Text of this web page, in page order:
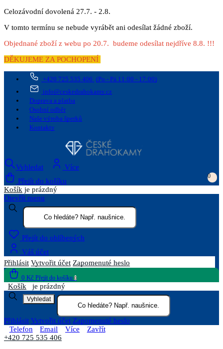
Celozávodní dovolená 27.7. - 2.8.
V tomto termínu se nebude vyrábět ani odesílat žádné zboží.
Objednané zboží z webu po 20.7. budeme odesílat nejdříve 8.8. !!!
DĚKUJEME ZA POCHOPENÍ
+420 725 535 406 (Po - Pá 11:00 - 17:00)
info@ceskedrahokamy.cz
Doprava a platba
Osobní odběr
Naše výroba šperků
Kontakty
Vyhledat
Více
Přejít do košíku
0
Košík je prázdný
Otevřít menu
Přejít do oblíbených
Váš účet
Přihlásit Vytvořit účet Zapomenuté heslo
0 Kč Přejít do košíku 0
Košík je prázdný
Vyhledat
Přihlásit Vytvořit účet Zapomenuté heslo
Telefon
Email Více
Zavřít
+420 725 535 406